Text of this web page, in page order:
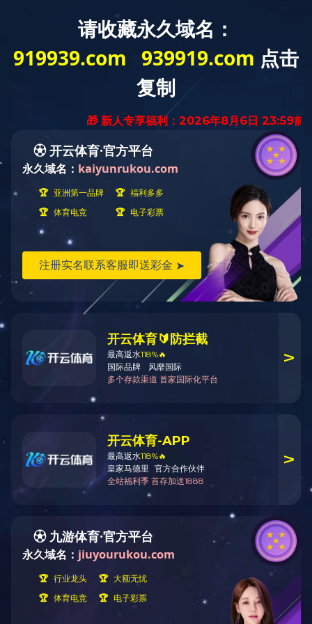
乐鱼·体育
Jiangsu Zhongyuan Machinery
Manufacturing Co., Ltd.
公司地址：溧阳市埭头工业园区画诗路98号
联系人：陈总
总部电话：0519-87366688
联系人手机：15006143586
电子邮箱：js_zhongyuan@163.com